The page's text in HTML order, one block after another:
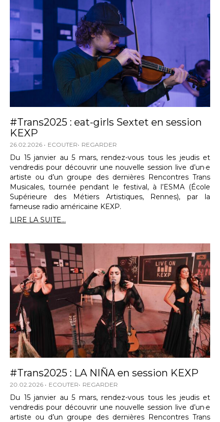
#Trans2025 : eat-girls Sextet en session
KEXP
26.02.2026 ECOUTER REGARDER
Du 15 janvier au 5 mars, rendez-vous tous les jeudis et
vendredis pour découvrir une nouvelle session live d’un·e
artiste ou d’un groupe des dernières Rencontres Trans
Musicales, tournée pendant le festival, à l’ESMA (École
Supérieure des Métiers Artistiques, Rennes), par la
fameuse radio américaine KEXP.
LIRE LA SUITE...
#Trans2025 : LA NIÑA en session KEXP
20.02.2026 ECOUTER REGARDER
Du 15 janvier au 5 mars, rendez-vous tous les jeudis et
vendredis pour découvrir une nouvelle session live d’un·e
artiste ou d’un groupe des dernières Rencontres Trans